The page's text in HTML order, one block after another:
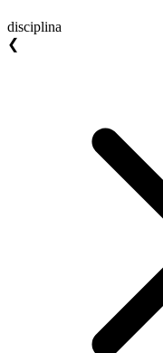
disciplina
❮